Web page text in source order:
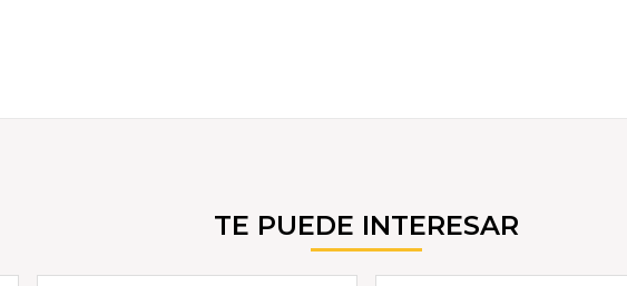
TE PUEDE INTERESAR